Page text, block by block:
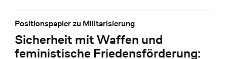
Sicherheit mit Waffen und
feministische Friedensförderung:
Positionspapier zu Militarisierung